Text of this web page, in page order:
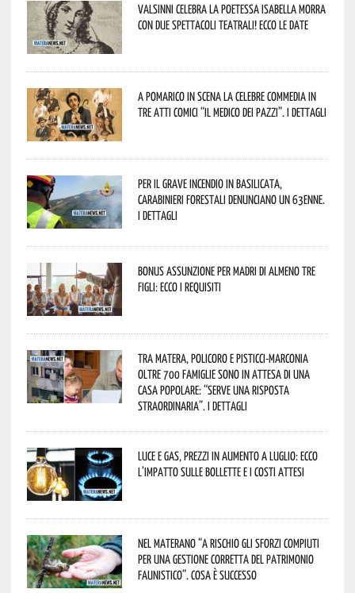
Valsinni celebra la poetessa Isabella Morra
con due spettacoli teatrali! Ecco le date
A Pomarico in scena la celebre commedia in
tre atti comici “Il medico dei pazzi”. I dettagli
Per il grave incendio in Basilicata,
Carabinieri forestali denunciano un 63enne.
I dettagli
Bonus assunzione per madri di almeno tre
figli: ecco i requisiti
Tra Matera, Policoro e Pisticci-Marconia
oltre 700 famiglie sono in attesa di una
casa popolare: “serve una risposta
straordinaria”. I dettagli
Luce e gas, prezzi in aumento a luglio: ecco
l’impatto sulle bollette e i costi attesi
Nel materano “a rischio gli sforzi compiuti
per una gestione corretta del patrimonio
faunistico”. Cosa è successo